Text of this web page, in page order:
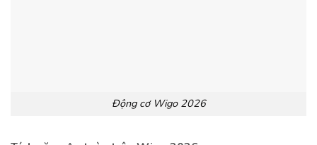
Động cơ Wigo 2026